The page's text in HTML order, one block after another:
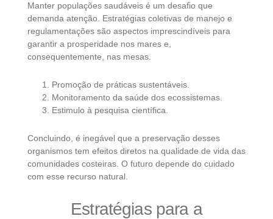
Manter populações saudáveis é um desafio que
demanda atenção. Estratégias coletivas de manejo e
regulamentações são aspectos imprescindíveis para
garantir a prosperidade nos mares e,
consequentemente, nas mesas.
Promoção de práticas sustentáveis.
Monitoramento da saúde dos ecossistemas.
Estimulo à pesquisa científica.
Concluindo, é inegável que a preservação desses
organismos tem efeitos diretos na qualidade de vida das
comunidades costeiras. O futuro depende do cuidado
com esse recurso natural.
Estratégias para a